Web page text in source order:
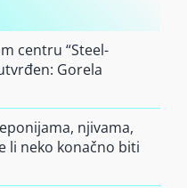
centru “Steel-
Gorela
njivama,
li neko konačno biti